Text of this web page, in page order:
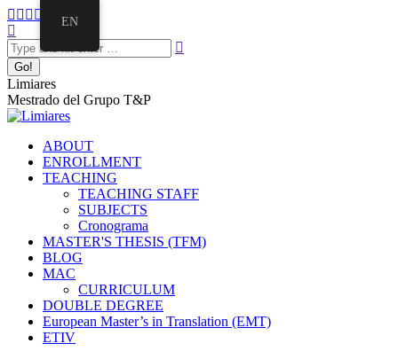
Limiares
Mestrado del Grupo T&P
ABOUT
ENROLLMENT
TEACHING
TEACHING STAFF
SUBJECTS
Cronograma
MASTER'S THESIS (TFM)
BLOG
MAC
CURRICULUM
DOUBLE DEGREE
European Master’s in Translation (EMT)
ETIV
EN